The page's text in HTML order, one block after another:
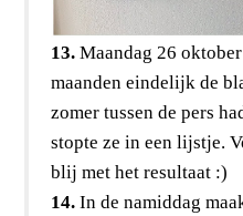
13.Maandag 26
maanden eindelijk de
zomer tussen de pers
stopte ze in een lijstje.
blij met het resultaat :)
14. In de namiddag